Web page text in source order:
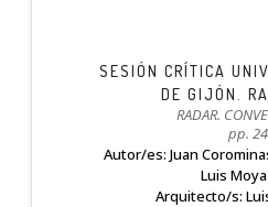
SESIÓN CRÍTICA
DE GIJÓN.
RADAR.
pp.
Autor/es: Juan
Luis
Arquitecto/s: